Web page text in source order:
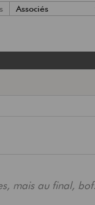
Associés
mais au final,